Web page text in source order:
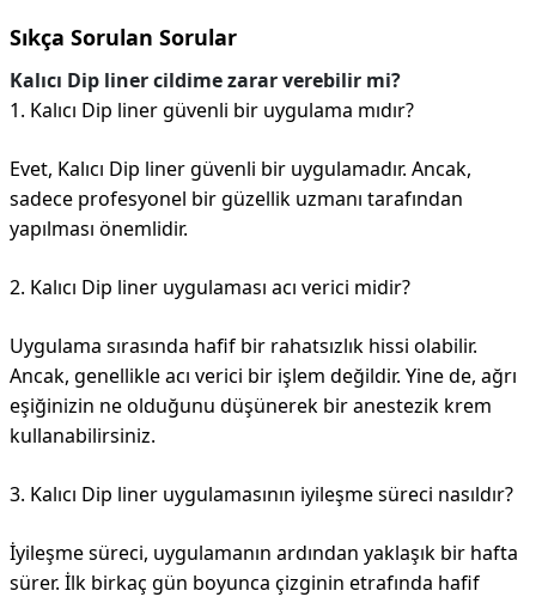
Sıkça Sorulan Sorular
Kalıcı Dip liner cildime zarar verebilir mi?
1. Kalıcı Dip liner güvenli bir uygulama mıdır?
Evet, Kalıcı Dip liner güvenli bir uygulamadır. Ancak,
sadece profesyonel bir güzellik uzmanı tarafından
yapılması önemlidir.
2. Kalıcı Dip liner uygulaması acı verici midir?
Uygulama sırasında hafif bir rahatsızlık hissi olabilir.
Ancak, genellikle acı verici bir işlem değildir. Yine de, ağrı
eşiğinizin ne olduğunu düşünerek bir anestezik krem
kullanabilirsiniz.
3. Kalıcı Dip liner uygulamasının iyileşme süreci nasıldır?
İyileşme süreci, uygulamanın ardından yaklaşık bir hafta
sürer. İlk birkaç gün boyunca çizginin etrafında hafif